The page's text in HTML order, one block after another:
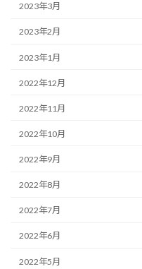
2023年3月
2023年2月
2023年1月
2022年12月
2022年11月
2022年10月
2022年9月
2022年8月
2022年7月
2022年6月
2022年5月